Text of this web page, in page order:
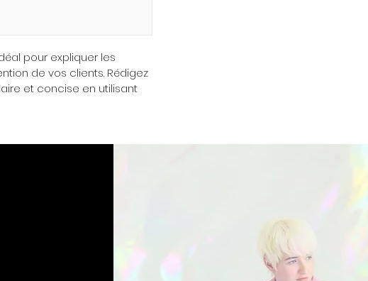
pour expliquer les
de vos clients. Rédigez
et concise en utilisant